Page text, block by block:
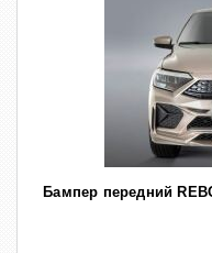
Бампер передний